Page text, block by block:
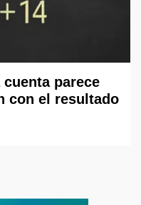
parece
con el resultado